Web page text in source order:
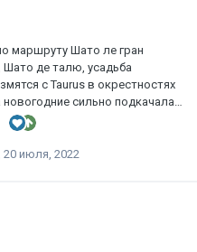
стала статья на Пик…
маршруту Шато ле гран
де талю, усадьба
с Taurus в окрестностях
сильно подкачала.
праздничным январским
,чему удивляться: когда Макс
То что он сел в поезд:
выходных, которую бы
то что имеем. Потому для
20 июля, 2022